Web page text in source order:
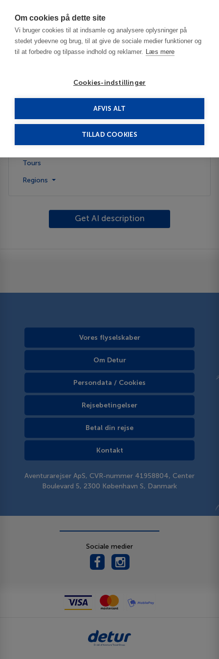
Om cookies på dette site
Vi bruger cookies til at indsamle og analysere oplysninger på
stedet ydeevne og brug, til at give de sociale medier funktioner og
til at forbedre og tilpasse indhold og reklamer. Læs mere
Cookies-indstillinger
AFVIS ALT
TILLAD COOKIES
Fehmarn
Description
Tours
Regions
Get AI description
Vores flyselskaber
Om Detur
Persondata / Cookies
Rejsebetingelser
Betal din rejse
Kontakt
Aventurarejser ApS, CVR-nummer 41958804, Center
Boulevard 5, 2300 København S, Danmark
Sociale medier